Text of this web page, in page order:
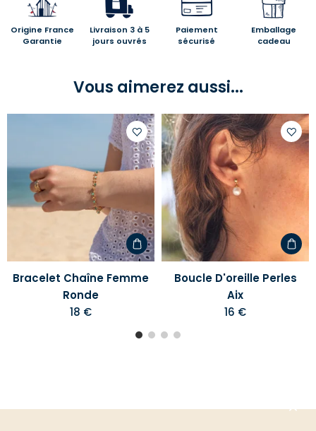
Origine France
Garantie
Livraison 3 à 5
jours ouvrés
Paiement
sécurisé
Emballage
cadeau
Vous aimerez aussi...
Ajouter
à
votre
d'envies
Bracelet Chaîne Femme
Ronde
18 €
votre
liste
Boucle D'oreille Perles
Aix
16 €